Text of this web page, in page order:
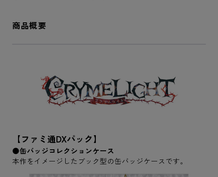
商品概要
【ファミ通DXパック】
●缶バッジコレクションケース
本作をイメージしたブック型の缶バッジケースです。